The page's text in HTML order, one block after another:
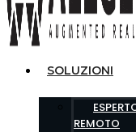
SOLUZIONI
REMOTO